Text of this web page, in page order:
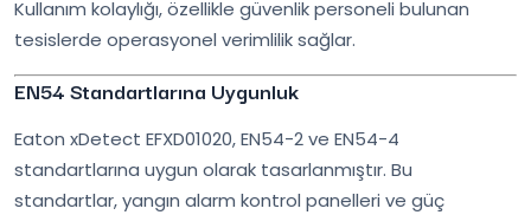
Kullanım kolaylığı, özellikle güvenlik personeli bulunan
tesislerde operasyonel verimlilik sağlar.
EN54 Standartlarına Uygunluk
Eaton xDetect EFXD01020, EN54-2 ve EN54-4
standartlarına uygun olarak tasarlanmıştır. Bu
standartlar, yangın alarm kontrol panelleri ve güç